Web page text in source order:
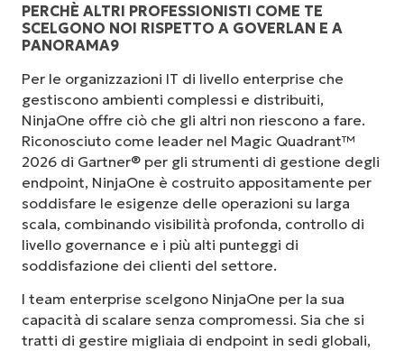
PERCHÈ ALTRI PROFESSIONISTI COME TE
SCELGONO NOI RISPETTO A GOVERLAN E A
PANORAMA9
Per le organizzazioni IT di livello enterprise che
gestiscono ambienti complessi e distribuiti,
NinjaOne offre ciò che gli altri non riescono a fare.
Riconosciuto come leader nel Magic Quadrant™
2026 di Gartner® per gli strumenti di gestione degli
endpoint, NinjaOne è costruito appositamente per
soddisfare le esigenze delle operazioni su larga
scala, combinando visibilità profonda, controllo di
livello governance e i più alti punteggi di
soddisfazione dei clienti del settore.
I team enterprise scelgono NinjaOne per la sua
capacità di scalare senza compromessi. Sia che si
tratti di gestire migliaia di endpoint in sedi globali,